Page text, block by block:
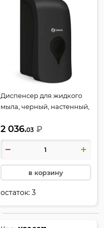
Диспенсер для жидкого
мыла, черный, настенный,
0638
2 036.03 ₽
в корзину
остаток:3